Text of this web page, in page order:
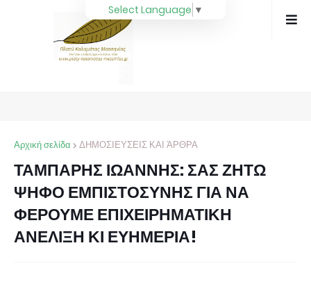
Αρχική σελίδα ΔΗΜΟΣΙΕΥΣΕΙΣ ΚΑΙ ΆΡΘΡΑ
ΤΑΜΠΑΡΗΣ ΙΩΑΝΝΗΣ: ΣΑΣ ΖΗΤΩ
ΨΗΦΟ ΕΜΠΙΣΤΟΣΥΝΗΣ ΓΙΑ ΝΑ
ΦΕΡΟΥΜΕ ΕΠΙΧΕΙΡΗΜΑΤΙΚΗ
ΑΝΕΛΙΞΗ ΚΙ ΕΥΗΜΕΡΙΑ!
Select Language ▼